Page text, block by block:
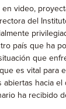
video,
del
país que ha
que
es vital para
abiertas hacia
ha recibido